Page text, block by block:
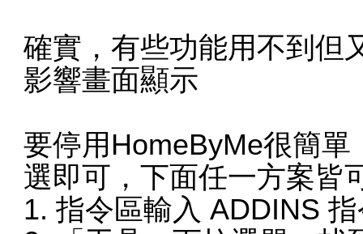
確實，有些功能用不到但
影響畫面顯示
要停用HomeByMe很簡
選即可，下面任一方案皆
1. 指令區輸入 ADDINS